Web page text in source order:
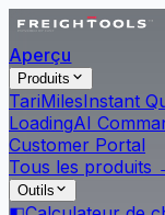
Aperçu
Produits
TariMilesInstant
LoadingAI
Customer Portal
Tous les produits
Outils